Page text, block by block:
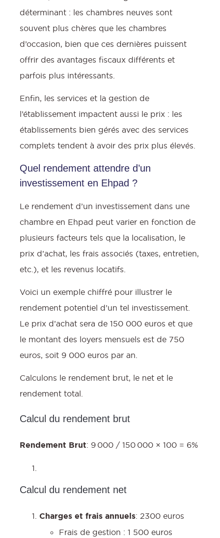
déterminant : les chambres neuves sont
souvent plus chères que les chambres
d’occasion, bien que ces dernières puissent
offrir des avantages fiscaux différents et
parfois plus intéressants.
Enfin, les services et la gestion de
l’établissement impactent aussi le prix : les
établissements bien gérés avec des services
complets tendent à avoir des prix plus élevés.
Quel rendement attendre d’un
investissement en Ehpad ?
Le rendement d’un investissement dans une
chambre en Ehpad peut varier en fonction de
plusieurs facteurs tels que la localisation, le
prix d’achat, les frais associés (taxes, entretien,
etc.), et les revenus locatifs.
Voici un exemple chiffré pour illustrer le
rendement potentiel d’un tel investissement.
Le prix d’achat sera de 150 000 euros et que
le montant des loyers mensuels est de 750
euros, soit 9 000 euros par an.
Calculons le rendement brut, le net et le
rendement total.
Calcul du rendement brut
Rendement Brut: 9 000 / 150 000 × 100 = 6%
Calcul du rendement net
Charges et frais annuels: 2300 euros
Frais de gestion : 1 500 euros